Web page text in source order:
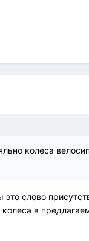
колеса
слово
колеса в